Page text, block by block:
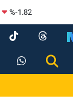
%-1.82